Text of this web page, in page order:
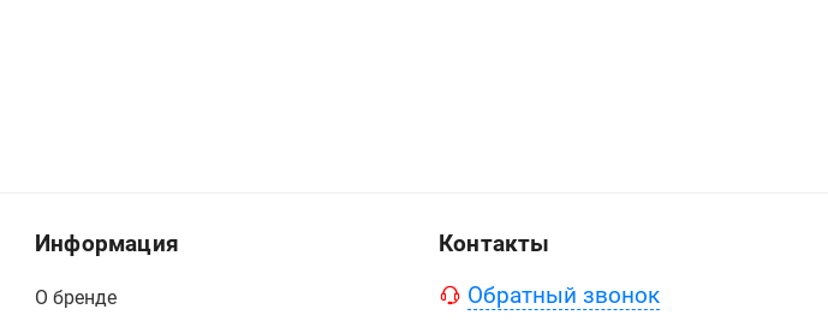
Информация
О бренде
Контакты
Обратный звонок